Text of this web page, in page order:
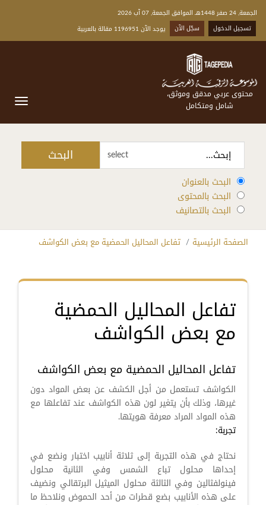
الجمعة, 24 صفر 1448هـ الموافق الجمعة, 07 آب 2026
تسجيل الدخول
سجّل الآن يوجد الآن 1196951 مقالة بالعربية
محتوى عربي مدقق وموثق،
شامل ومتكامل
select البحث
البحث بالعنوان
البحث بالمحتوى
البحث بالتصانيف
الصفحة الرئيسية تفاعل المحاليل الحمضية مع بعض الكواشف
تفاعل المحاليل الحمضية
مع بعض الكواشف
تفاعل المحاليل الحمضية مع بعض الكواشف
الكواشف تستعمل من أجل الكشف عن بعض المواد دون
غيرها، وذلك بأن يتغير لون هذه الكواشف عند تفاعلها مع
هذه المواد المراد معرفة هويتها.
تجربة:
نحتاج في هذه التجربة إلى ثلاثة أنابيب اختبار ونضع في
إحداها محلول تباع الشمس وفي الثانية محلول
فينولفثالين وفي الثالثة محلول الميثيل البرتقالي ونضيف
على هذه الأنابيب بضع قطرات من أحد الحموض ونلاحظ ما